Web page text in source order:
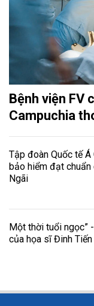
Bệnh viện FV
Campuchia
Tập đoàn Quốc tế Á
bảo hiểm đạt
Ngãi
Một thời tuổi ngọc”
của họa sĩ Đinh Tiến